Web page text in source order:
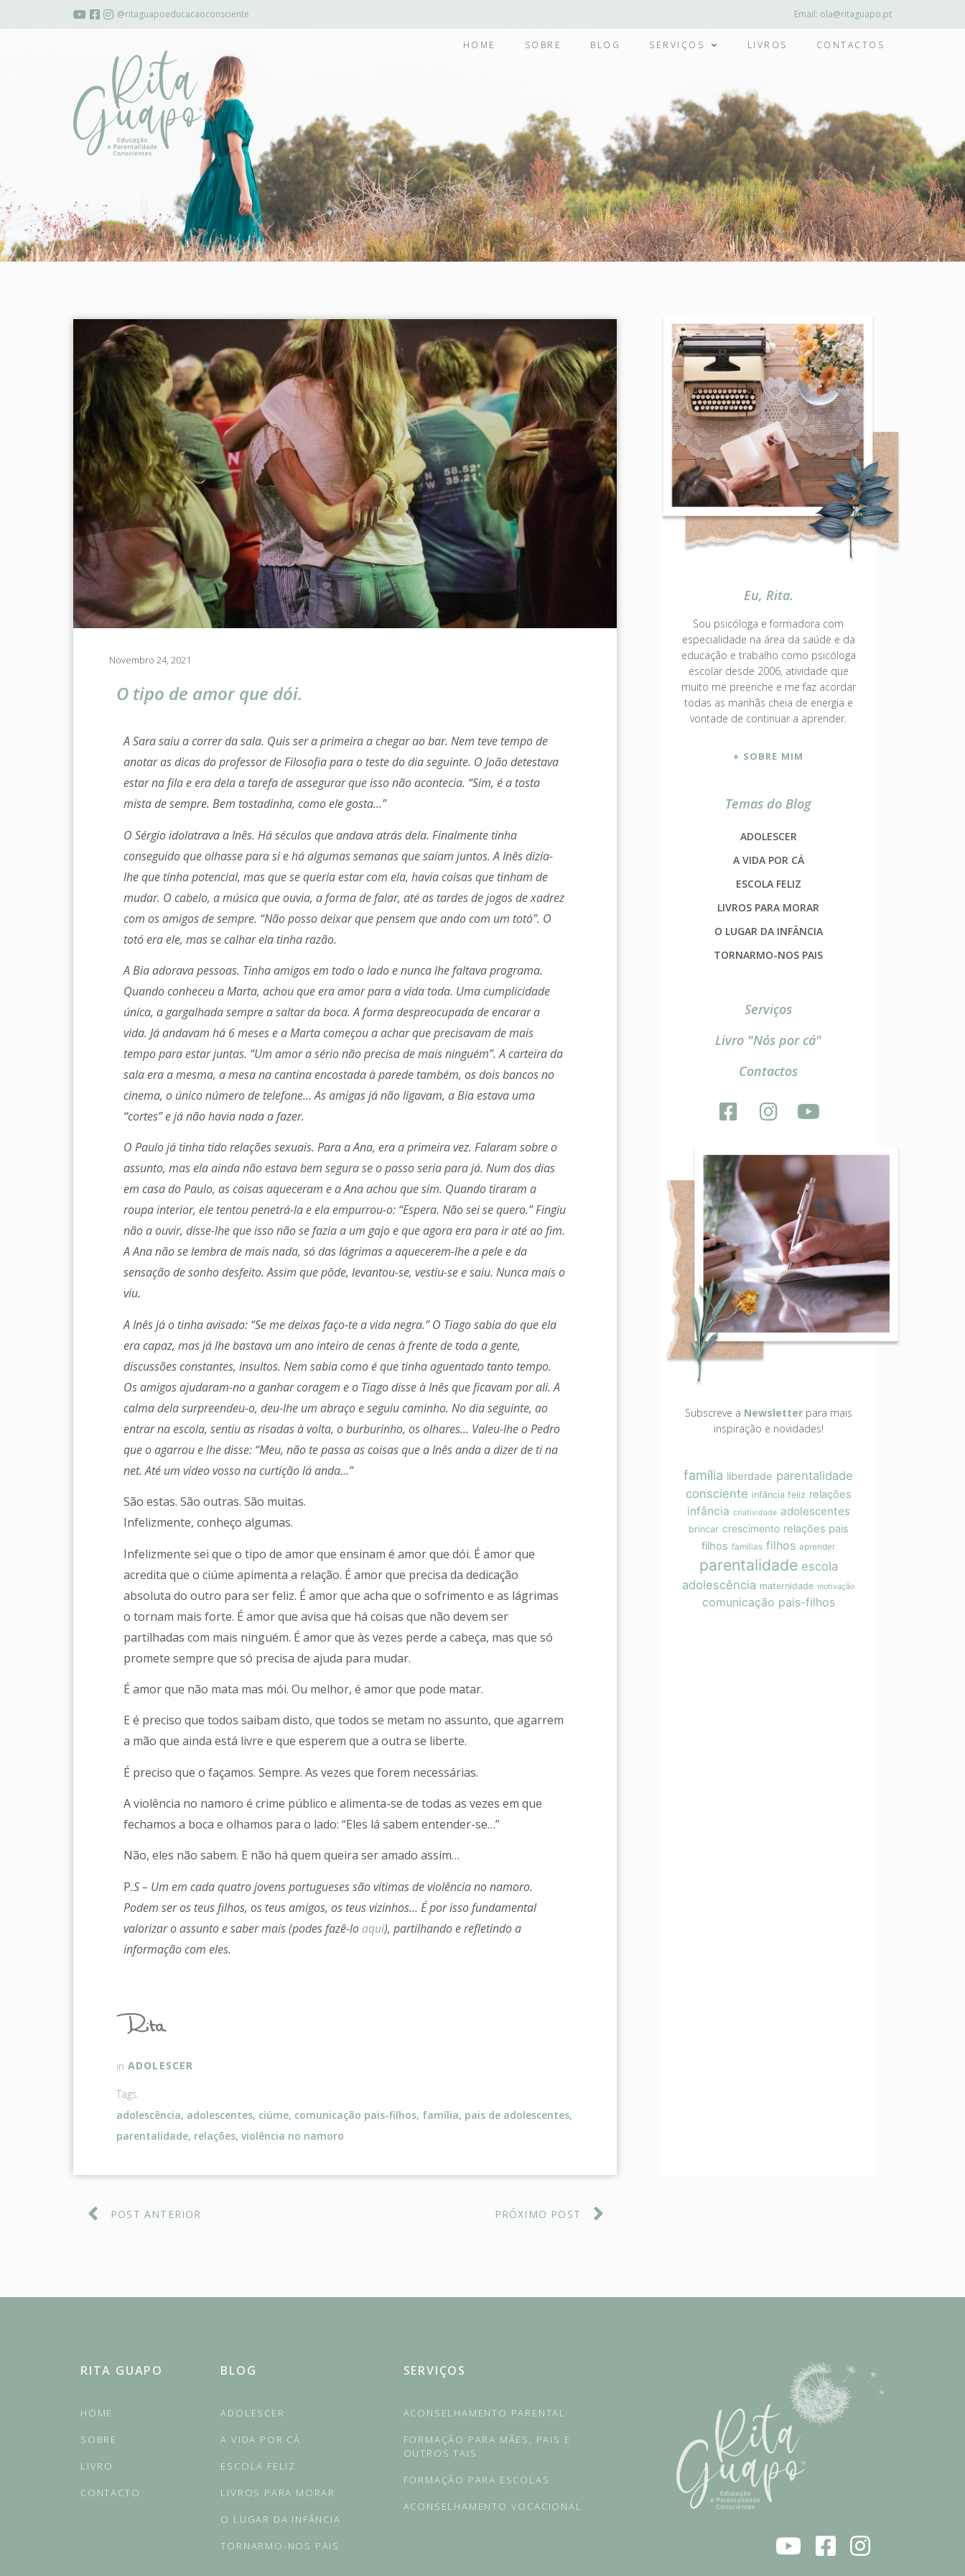
@ritaguapoeducacaoconsciente Email: ola@ritaguapo.pt
HOME SOBRE BLOG SERVIÇOS LIVROS CONTACTOS
Novembro 24, 2021
O tipo de amor que dói.
A Sara saiu a correr da sala. Quis ser a primeira a chegar ao bar. Nem teve tempo de
anotar as dicas do professor de Filosofia para o teste do dia seguinte. O João detestava
estar na fila e era dela a tarefa de assegurar que isso não acontecia. “Sim, é a tosta
mista de sempre. Bem tostadinha, como ele gosta…”
O Sérgio idolatrava a Inês. Há séculos que andava atrás dela. Finalmente tinha
conseguido que olhasse para si e há algumas semanas que saíam juntos. A Inês dizia-
lhe que tinha potencial, mas que se queria estar com ela, havia coisas que tinham de
mudar. O cabelo, a música que ouvia, a forma de falar, até as tardes de jogos de xadrez
com os amigos de sempre. “Não posso deixar que pensem que ando com um totó”. O
totó era ele, mas se calhar ela tinha razão.
A Bia adorava pessoas. Tinha amigos em todo o lado e nunca lhe faltava programa.
Quando conheceu a Marta, achou que era amor para a vida toda. Uma cumplicidade
única, a gargalhada sempre a saltar da boca. A forma despreocupada de encarar a
vida. Já andavam há 6 meses e a Marta começou a achar que precisavam de mais
tempo para estar juntas. “Um amor a sério não precisa de mais ninguém”. A carteira da
sala era a mesma, a mesa na cantina encostada à parede também, os dois bancos no
cinema, o único número de telefone… As amigas já não ligavam, a Bia estava uma
“cortes” e já não havia nada a fazer.
O Paulo já tinha tido relações sexuais. Para a Ana, era a primeira vez. Falaram sobre o
assunto, mas ela ainda não estava bem segura se o passo seria para já. Num dos dias
em casa do Paulo, as coisas aqueceram e a Ana achou que sim. Quando tiraram a
roupa interior, ele tentou penetrá-la e ela empurrou-o: “Espera. Não sei se quero.” Fingiu
não a ouvir, disse-lhe que isso não se fazia a um gajo e que agora era para ir até ao fim.
A Ana não se lembra de mais nada, só das lágrimas a aquecerem-lhe a pele e da
sensação de sonho desfeito. Assim que pôde, levantou-se, vestiu-se e saiu. Nunca mais o
viu.
A Inês já o tinha avisado: “Se me deixas faço-te a vida negra.” O Tiago sabia do que ela
era capaz, mas já lhe bastava um ano inteiro de cenas à frente de toda a gente,
discussões constantes, insultos. Nem sabia como é que tinha aguentado tanto tempo.
Os amigos ajudaram-no a ganhar coragem e o Tiago disse à Inês que ficavam por ali. A
calma dela surpreendeu-o, deu-lhe um abraço e seguiu caminho. No dia seguinte, ao
entrar na escola, sentiu as risadas à volta, o burburinho, os olhares… Valeu-lhe o Pedro
que o agarrou e lhe disse: “Meu, não te passa as coisas que a Inês anda a dizer de ti na
net. Até um vídeo vosso na curtição lá anda…”
São estas. São outras. São muitas.
Infelizmente, conheço algumas.
Infelizmente sei que o tipo de amor que ensinam é amor que dói. É amor que
acredita que o ciúme apimenta a relação. É amor que precisa da dedicação
absoluta do outro para ser feliz. É amor que acha que o sofrimento e as lágrimas
o tornam mais forte. É amor que avisa que há coisas que não devem ser
partilhadas com mais ninguém. É amor que às vezes perde a cabeça, mas que só
promete sempre que só precisa de ajuda para mudar.
É amor que não mata mas mói. Ou melhor, é amor que pode matar.
E é preciso que todos saibam disto, que todos se metam no assunto, que agarrem
a mão que ainda está livre e que esperem que a outra se liberte.
É preciso que o façamos. Sempre. As vezes que forem necessárias.
A violência no namoro é crime público e alimenta-se de todas as vezes em que
fechamos a boca e olhamos para o lado: “Eles lá sabem entender-se…”
Não, eles não sabem. E não há quem queira ser amado assim…
P.S – Um em cada quatro jovens portugueses são vítimas de violência no namoro.
Podem ser os teus filhos, os teus amigos, os teus vizinhos… É por isso fundamental
valorizar o assunto e saber mais (podes fazê-lo aqui), partilhando e refletindo a
informação com eles.
in ADOLESCER
Tags
adolescência, adolescentes, ciúme, comunicação pais-filhos, família, pais de adolescentes,
parentalidade, relações, violência no namoro
Eu, Rita.
Sou psicóloga e formadora com
especialidade na área da saúde e da
educação e trabalho como psicóloga
escolar desde 2006, atividade que
muito me preenche e me faz acordar
todas as manhãs cheia de energia e
vontade de continuar a aprender.
+ SOBRE MIM
Temas do Blog
ADOLESCER
A VIDA POR CÁ
ESCOLA FELIZ
LIVROS PARA MORAR
O LUGAR DA INFÂNCIA
TORNARMO-NOS PAIS
Serviços
Livro "Nós por cá"
Contactos
Subscreve a Newsletterpara mais
inspiração e novidades!
família liberdade parentalidade
consciente infância feliz relações
infância criatividade adolescentes
brincar crescimento relações pais
filhos famílias filhos aprender
parentalidade escola
adolescência maternidade motivação
comunicação pais-filhos
POST ANTERIOR PRÓXIMO POST
RITA GUAPO
HOME
SOBRE
LIVRO
CONTACTO
BLOG
ADOLESCER
A VIDA POR CÁ
ESCOLA FELIZ
LIVROS PARA MORAR
O LUGAR DA INFÂNCIA
TORNARMO-NOS PAIS
SERVIÇOS
ACONSELHAMENTO PARENTAL
FORMAÇÃO PARA MÃES, PAIS E
OUTROS TAIS
FORMAÇÃO PARA ESCOLAS
ACONSELHAMENTO VOCACIONAL